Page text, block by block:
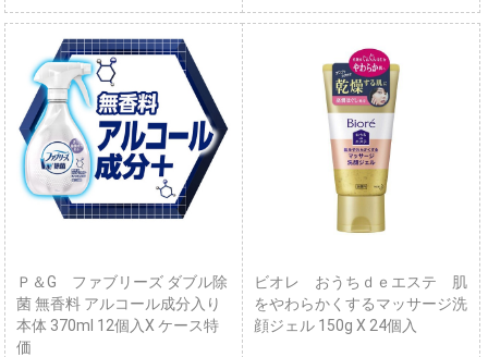
Ｐ＆G ファブリーズ ダブル除
菌 無香料 アルコール成分入り
本体 370ml 12個入X ケース特
価
ビオレ おうちｄｅエステ 肌
をやわらかくするマッサージ洗
顔ジェル 150g X 24個入